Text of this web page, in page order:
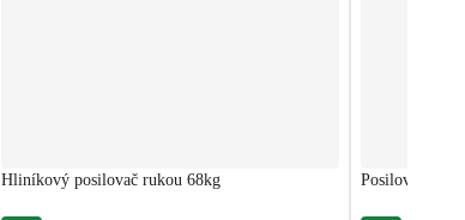
Hliníkový posilovač rukou 68kg Posilovací